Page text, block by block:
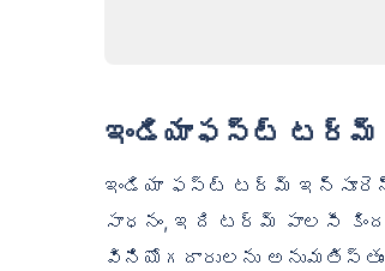
ఇండియాఫస్ట్
ఇండియా ఫస్ట్ టర్మ్
సాధనం, ఇది టర్మ్ పాలసీ
వినియోగదారులను